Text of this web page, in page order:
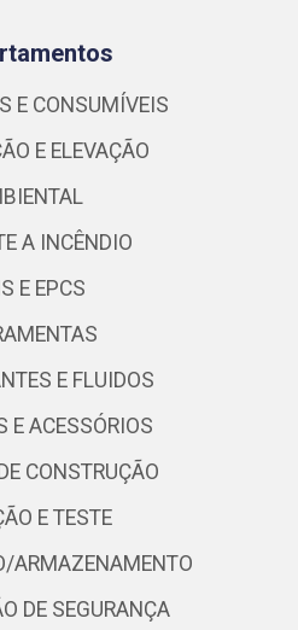
E CONSUMÍVEIS
E ELEVAÇÃO
A INCÊNDIO
E EPCS
E FLUIDOS
E ACESSÓRIOS
CONSTRUÇÃO
E TESTE
ARMAZENAMENTO
DE SEGURANÇA